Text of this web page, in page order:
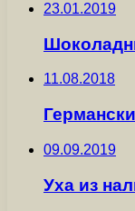
23.01.2019
11.08.2018
09.09.2019
Уха из